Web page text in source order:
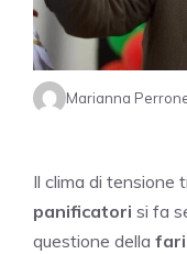
Marianna
Il clima di tensione
panificatori si fa
questione della